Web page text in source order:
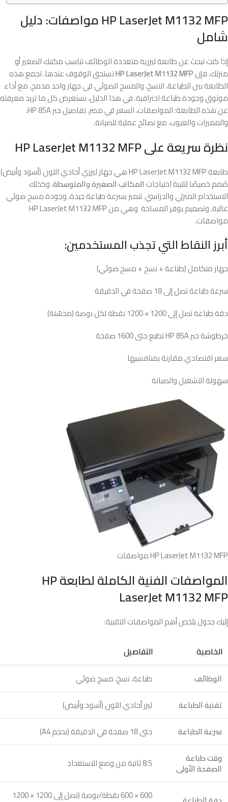
HP LaserJet M1132 MFP مواصفات: دليل
شامل
إذا كنت تبحث عن طابعة ليزرية متعددة الوظائف تناسب مكتبك الصغير أو
منزلك، فإنHP LaserJet M1132 MFPتستحق الوقوف عندها. تجمع هذه
الطابعة بين الطباعة، النسخ، والمسح الضوئي في جهاز واحد مدمج، مع أداء
موثوق وجودة طباعة احترافية. في هذا الدليل، نستعرض كل ما تريد معرفته
عن هذه الطابعة: المواصفات، السعر في مصر، تفاصيل حبر HP 85A،
والمميزات والعيوب، مع نصائح عملية للصيانة.
نظرة سريعة على HP LaserJet M1132 MFP
طابعة HP LaserJet M1132 MFP هي جهاز ليزري أحادي اللون (أسود وأبيض)
صُمم خصيصًا لتلبية احتياجات المكاتب الصغيرة والمتوسطة، وكذلك
الاستخدام المنزلي والدراسي. تتميز بسرعة طباعة جيدة، وجودة مسح ضوئي
عالية، وتصميم يوفر المساحة وهي من HP LaserJet M1132 MFP
مواصفات.
أبرز النقاط التي تجذب المستخدمين:
جهاز متكامل (طباعة + نسخ + مسح ضوئي)
سرعة طباعة تصل إلى 18 صفحة في الدقيقة
دقة طباعة تصل إلى 1200 × 1200 نقطة لكل بوصة (محسّنة)
خرطوشة حبر HP 85A تطبع حتى 1600 صفحة
سعر اقتصادي مقارنة بمنافسيها
سهولة التشغيل والصيانة
HP LaserJet M1132 MFP مواصفات
المواصفات الفنية الكاملة لطابعة HP
LaserJet M1132 MFP
إليك جدول يلخص أهم المواصفات التقنية:
الخاصية التفاصيل
الوظائف
طباعة، نسخ، مسح ضوئي
تقنية الطباعة
ليزر أحادي اللون (أسود وأبيض)
سرعة الطباعة
حتى 18 صفحة في الدقيقة (بحجم A4)
وقت طباعة
الصفحة الأولى 8.5 ثانية من وضع الاستعداد
600 × 600 نقطة/بوصة (تصل إلى 1200 × 1200